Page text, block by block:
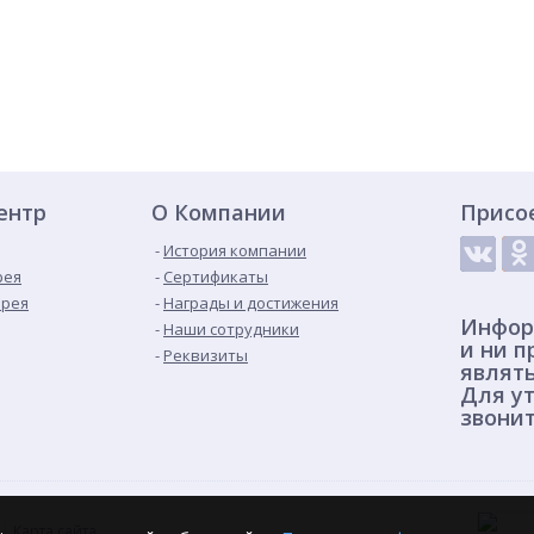
О Компании
История компании
Сертификаты
Награды и достижения
Наши сотрудники
Реквизиты
и ни
Для